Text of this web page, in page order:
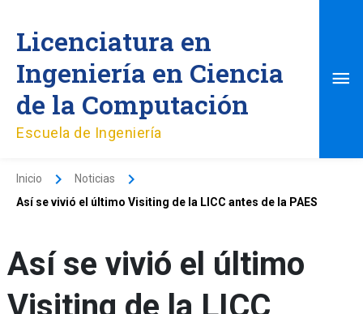
contenido
Licenciatura en
Ingeniería en Ciencia
de la Computación
Escuela de Ingeniería
Inicio
Noticias
Así se vivió el último Visiting de la LICC antes de la PAES
Así se vivió el último
Visiting de la LICC